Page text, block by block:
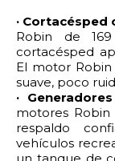
· Cortacésped
Robin de
cortacésped
El motor
suave, poco
·
motores
respaldo
vehículos
un tanque de